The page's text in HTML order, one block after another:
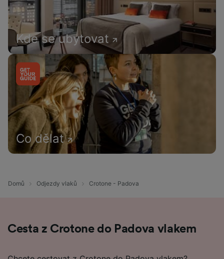
Kde se ubytovat
Co dělat
Domů Odjezdy vlaků Crotone - Padova
Cesta z Crotone do Padova vlakem